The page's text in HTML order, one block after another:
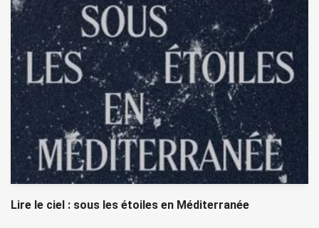
Lire le ciel : sous les étoiles en Méditerranée